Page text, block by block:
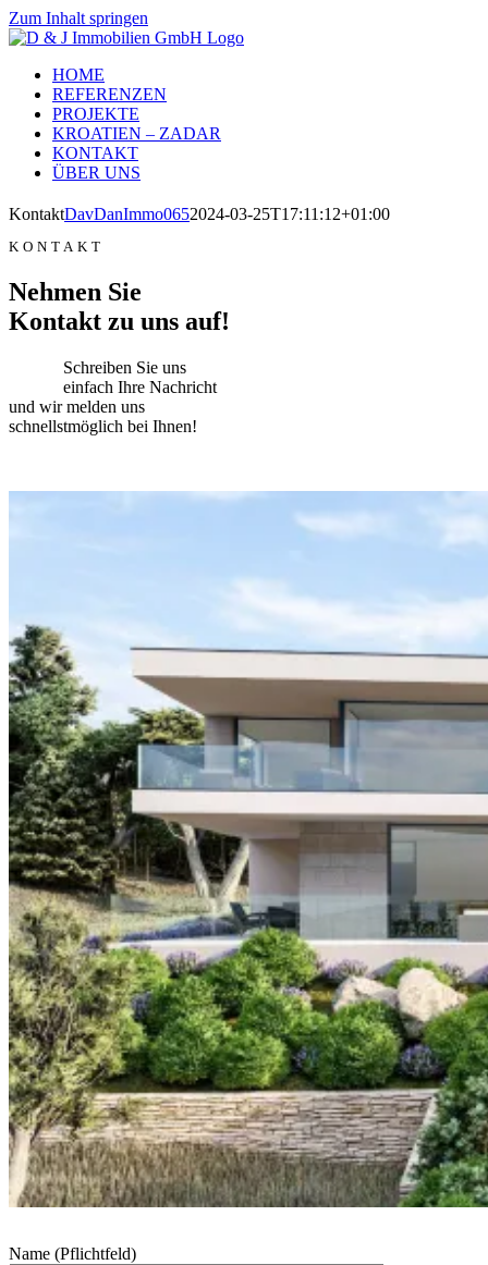
Zum Inhalt springen
HOME
REFERENZEN
PROJEKTE
KROATIEN – ZADAR
KONTAKT
ÜBER UNS
KontaktDavDanImmo0652024-03-25T17:11:12+01:00
KONTAKT
Nehmen Sie
Kontakt zu uns auf!
Schreiben Sie uns
einfach Ihre Nachricht
und wir melden uns
schnellstmöglich bei Ihnen!
Name (Pflichtfeld)